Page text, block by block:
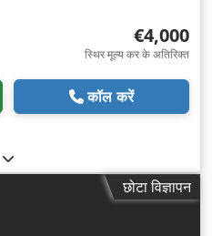
€4,000
स्थिर मूल्य कर के अतिरिक्त
कॉल करें
छोटा विज्ञापन